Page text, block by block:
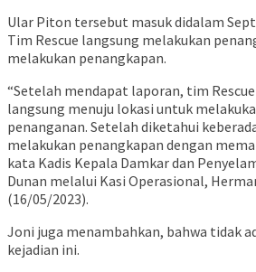
Ular Piton tersebut masuk didalam
Tim Rescue langsung melakukan
melakukan penangkapan.
“Setelah mendapat laporan, tim
langsung menuju lokasi untuk
penanganan. Setelah diketahui
melakukan penangkapan dengan
kata Kadis Kepala Damkar dan
Dunan melalui Kasi Operasional,
(16/05/2023).
Joni juga menambahkan, bahwa tidak
kejadian ini.